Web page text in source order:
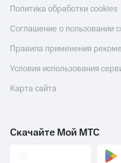
Политика обработки cookies
Соглашение о пользовании
Правила применения
Условия использования
Карта сайта
Скачайте Мой МТС